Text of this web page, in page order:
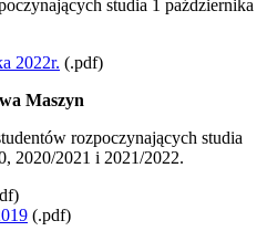
studia 1 października
2022r. (.pdf)
Maszyn
rozpoczynających studia
2020/2021 i 2021/2022.
(.pdf)